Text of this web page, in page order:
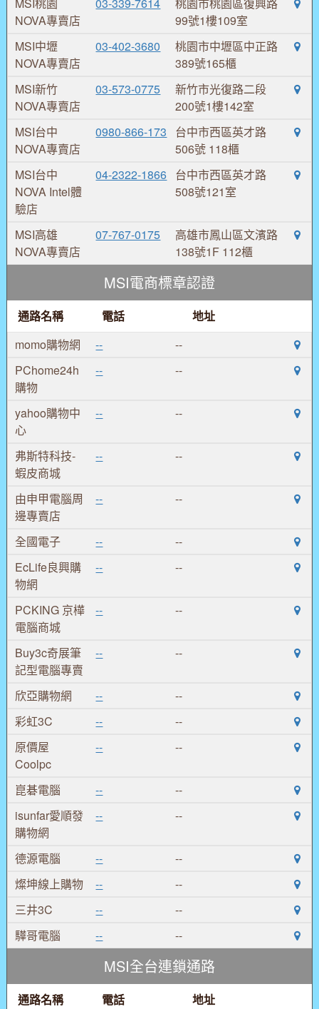
MSI桃園
NOVA專賣店
03-339-7614
桃園市桃園區復興路
99號1樓109室
MSI中壢
NOVA專賣店
03-402-3680
桃園市中壢區中正路
389號165櫃
MSI新竹
NOVA專賣店
03-573-0775
新竹市光復路二段
200號1樓142室
MSI台中
NOVA專賣店
0980-866-173
台中市西區英才路
506號 118櫃
MSI台中
NOVA Intel體
驗店
04-2322-1866 台中市西區英才路
508號121室
MSI高雄
NOVA專賣店
07-767-0175
高雄市鳳山區文濱路
138號1F 112櫃
MSI電商標章認證
通路名稱 電話
地址
momo購物網
--
--
PChome24h
購物
-- --
yahoo購物中
心
-- --
弗斯特科技-
蝦皮商城
-- --
由申甲電腦周
邊專賣店
-- --
全國電子 --
--
EcLife良興購
物網
-- --
PCKING 京樺
電腦商城
-- --
Buy3c奇展筆
記型電腦專賣
-- --
欣亞購物網 --
--
彩虹3C
--
--
原價屋
Coolpc
-- --
崑碁電腦 --
--
isunfar愛順發
購物網
-- --
德源電腦 --
--
燦坤線上購物
--
--
三井3C
--
--
驊哥電腦
-- --
MSI全台連鎖通路
通路名稱 電話
地址